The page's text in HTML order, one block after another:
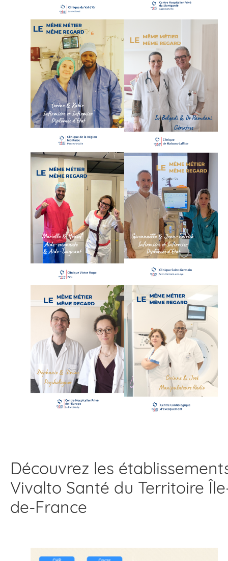
Découvrez les
Vivalto Santé du Territoire
de-France